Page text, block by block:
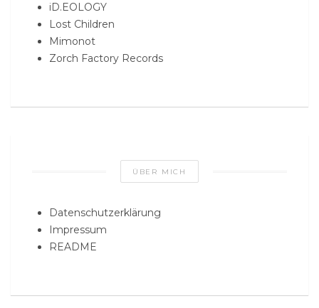
iD.EOLOGY
Lost Children
Mimonot
Zorch Factory Records
ÜBER MICH
Datenschutzerklärung
Impressum
README